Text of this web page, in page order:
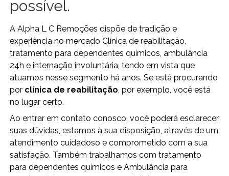
possível.
A Alpha L C Remoções dispõe de tradição e
experiência no mercado Clínica de reabilitação,
tratamento para dependentes químicos, ambulância
24h e internação involuntária, tendo em vista que
atuamos nesse segmento há anos. Se está procurando
por clínica de reabilitação , por exemplo, você está
no lugar certo.
Ao entrar em contato conosco, você poderá esclarecer
suas dúvidas, estamos à sua disposição, através de um
atendimento cuidadoso e comprometido com a sua
satisfação. Também trabalhamos com tratamento
para dependentes químicos e Ambulância para